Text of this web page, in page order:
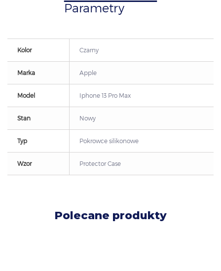
Parametry
Kolor Czarny
Marka Apple
Model Iphone 13 Pro Max
Stan Nowy
Typ Pokrowce silikonowe
Wzor Protector Case
Polecane produkty